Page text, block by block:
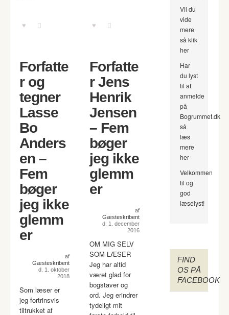
Forfatte
r og
tegner
Lasse
Bo
Anders
en –
Fem
bøger
jeg ikke
glemm
er
af
Gæsteskribent
d. 1. oktober
2018
Som læser er
jeg fortrinsvis
tiltrukket af
Forfatte
r Jens
Henrik
Jensen
– Fem
bøger
jeg ikke
glemm
er
af
Gæsteskribent
d. 1. december
2016
OM MIG SELV
SOM LÆSER
Jeg har altid
været glad for
bogstaver og
ord. Jeg erindrer
tydeligt mit
Vil du
vide
mere
så klik
her
Har
du lyst
til at
anmelde
på
Bogrummet.dk
så
læs
mere
her
Velkommen
til og
god
læselyst!
FIND
OS PÅ
FACEBOOK